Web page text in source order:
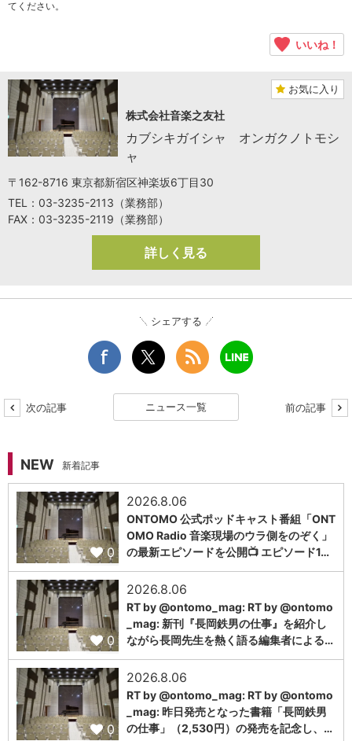
てください。
いいね！
お気に入り
株式会社音楽之友社
カブシキガイシャ オンガクノトモシ
ャ
〒162-8716 東京都新宿区神楽坂6丁目30
TEL：03-3235-2113（業務部）
FAX：03-3235-2119（業務部）
詳しく見る
シェアする
次の記事 ニュース一覧 前の記事
NEW 新着記事
0
2026.8.06
ONTOMO 公式ポッドキャスト番組「ONT
OMO Radio 音楽現場のウラ側をのぞく」
の最新エピソードを公開📺 エピソード1…
0
2026.8.06
RT by @ontomo_mag: RT by @ontomo
_mag: 新刊『長岡鉄男の仕事』を紹介し
ながら長岡先生を熱く語る編集者による…
0
2026.8.06
RT by @ontomo_mag: RT by @ontomo
_mag: 昨日発売となった書籍「長岡鉄男
の仕事」（2,530円）の発売を記念し、…